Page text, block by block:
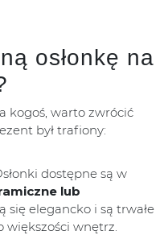
osłonkę na
kogoś, warto zwrócić
był trafiony:
dostępne są w
lub
się elegancko i są trwałe
większości wnętrz.